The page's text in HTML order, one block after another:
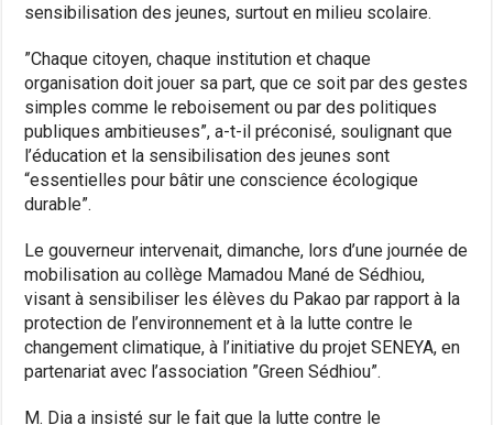
sensibilisation des jeunes, surtout en milieu scolaire.
”Chaque citoyen, chaque institution et chaque
organisation doit jouer sa part, que ce soit par des gestes
simples comme le reboisement ou par des politiques
publiques ambitieuses”, a-t-il préconisé, soulignant que
l’éducation et la sensibilisation des jeunes sont
“essentielles pour bâtir une conscience écologique
durable”.
Le gouverneur intervenait, dimanche, lors d’une journée de
mobilisation au collège Mamadou Mané de Sédhiou,
visant à sensibiliser les élèves du Pakao par rapport à la
protection de l’environnement et à la lutte contre le
changement climatique, à l’initiative du projet SENEYA, en
partenariat avec l’association ”Green Sédhiou”.
M. Dia a insisté sur le fait que la lutte contre le